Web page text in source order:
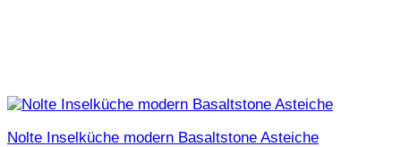
Nolte Inselküche modern Basaltstone Asteiche